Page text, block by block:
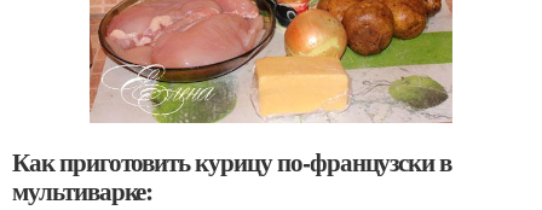
Как приготовить курицу по-французски в
мультиварке: